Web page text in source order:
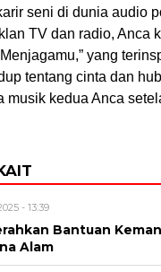
seni di dunia audio
TV dan radio, Anca
yang
tentang cinta dan
musik kedua Anca
- 13:39
Bantuan
Alam